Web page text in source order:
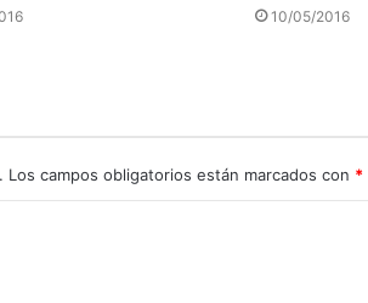
10/05/2016
Los campos obligatorios están marcados con *